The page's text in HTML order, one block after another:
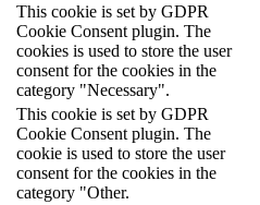
This cookie is set by GDPR
Cookie Consent plugin. The
cookies is used to store the user
consent for the cookies in the
category "Necessary".
This cookie is set by GDPR
Cookie Consent plugin. The
cookie is used to store the user
consent for the cookies in the
category "Other.